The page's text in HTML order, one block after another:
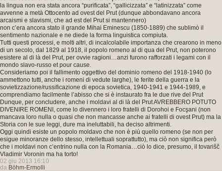
la lingua non era stata ancora “purificata”, “gallicizzata” e “latinizzata” come
avvenne a metà Ottocento ad ovest del Prut (dunque abbondavano ancora
arcaismi e slavismi, che ad est del Prut si mantennero)
non c’era ancora stato il grande Mihai Eminescu (1850-1889) che sublimò il
sentimento nazionale e ne diede la forma linguistica compiuta.
Tutti questi processi, e molti altri, di incalcolabile importanza che crearono in meno
di un secolo, dal 1829 al 1918, il popolo romeno al di qua del Prut, non poterono
esistere al di là del Prut, per ovvie ragioni…anzi furono rafforzati i legami con il
mondo slavo-russo et pour cause.
Consideriamo poi il fallimento oggettivo del dominio romeno del 1918-1940 (lo
ammettono tutti, anche i romeni di vedute larghe), le ferite della guerra e la
sovietizzazione/russificazione di epoca sovietica, 1940-1941 e 1944-1989, e
comprendiamo facilmente l’abisso che si è instaurato fra le due rive del Prut
Dunque, per concludere, anche i moldavi al di là del Prut AVREBBERO POTUTO
DIVENIRE ROMENI, come lo divennero i loro fratelli di Dorohoi e Focşani (non
mancava loro nulla o quasi che non mancasse anche ai fratelli di ovest Prut) ma la
Storia con le sue leggi, dure ma ineluttabili, ha deciso altrimenti.
Oggi quindi esiste un popolo moldavo che non è più quello romeno (se non per
esigue minoranze dello stesso, intellettuali soprattutto), ma ciò non significa però
che i moldavi non c’entrino nulla con la Romania…ciò lo dice, presumo, il tovarišč
Vladimir Voronin ma ha torto!
02 giu 2013 16:10
da Böhm-Ermolli